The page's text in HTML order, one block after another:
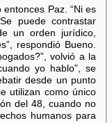
Paz. “Ni es
puede contrastar
un orden jurídico,
respondió Bueno.
volvió a la
yo hablo”, se
desde un punto
utilizan como único
del 48, cuando no
humanos para